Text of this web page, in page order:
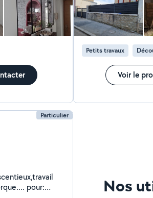
Petits travaux
Voir le
Particulier
pour:
Nos